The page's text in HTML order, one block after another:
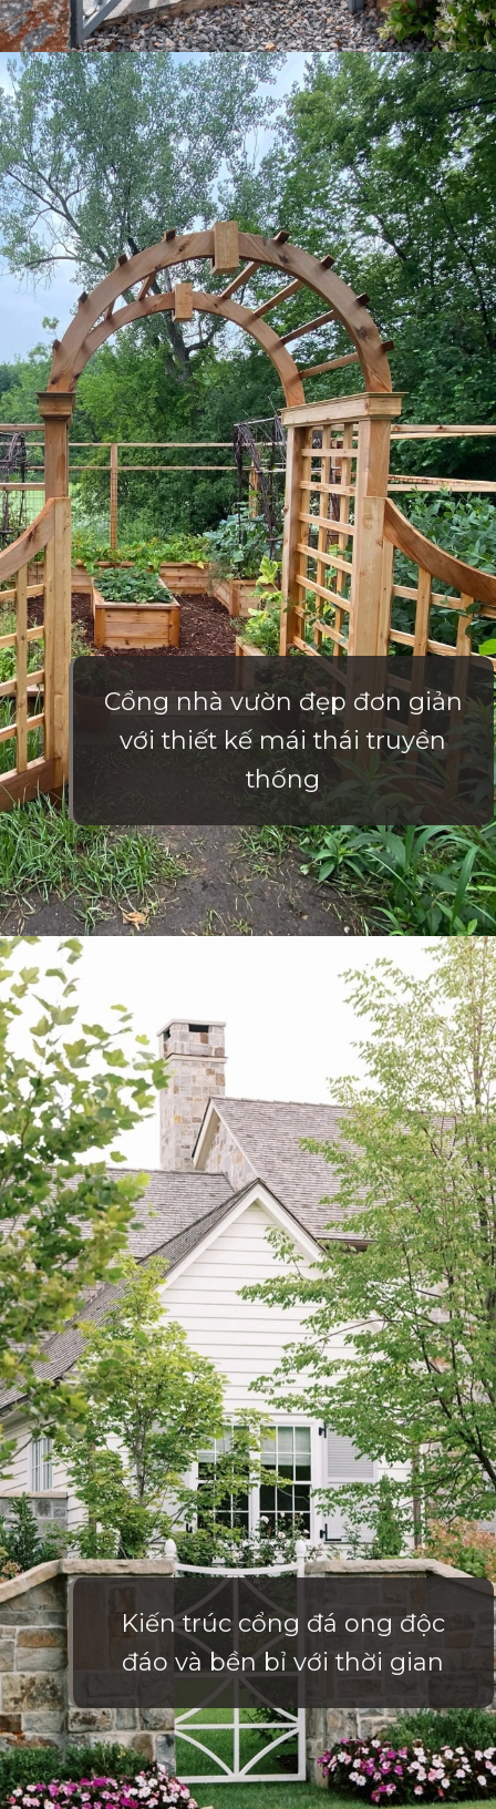
Đang mởhttps://vietnamxua.edu.vn/cong-nha-vuon
Cổng nhà vườn đẹp đơn giản
với thiết kế mái thái truyền
thống
Đang mở https://vietnamxua.edu.vn/cong-nha-vuon
Kiến trúc cổng đá ong độc
đáo và bền bỉ với thời gian